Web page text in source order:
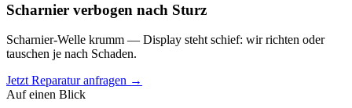
Scharnier verbogen nach Sturz
Scharnier-Welle krumm — Display steht schief: wir richten oder
tauschen je nach Schaden.
Jetzt Reparatur anfragen →
Auf einen Blick